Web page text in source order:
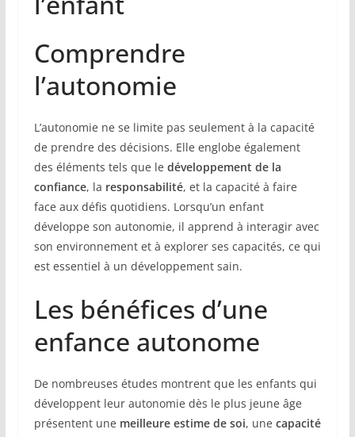
Comprendre
l’autonomie
L’autonomie ne se limite pas seulement à la capacité
de prendre des décisions. Elle englobe également
des éléments tels que le développement de la
confiance, la responsabilité, et la capacité à faire
face aux défis quotidiens. Lorsqu’un enfant
développe son autonomie, il apprend à interagir avec
son environnement et à explorer ses capacités, ce qui
est essentiel à un développement sain.
Les bénéfices d’une
enfance autonome
De nombreuses études montrent que les enfants qui
développent leur autonomie dès le plus jeune âge
présentent une meilleure estime de soi, une capacité